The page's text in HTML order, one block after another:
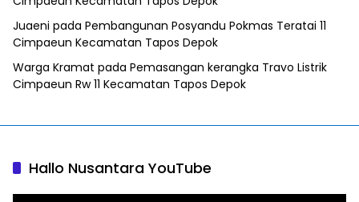
Juaeni pada Pembangunan Posyandu Pokmas Teratai 11
Cimpaeun Kecamatan Tapos Depok
Warga Kramat pada Pemasangan kerangka Travo Listrik
Cimpaeun Rw 11 Kecamatan Tapos Depok
Hallo Nusantara YouTube